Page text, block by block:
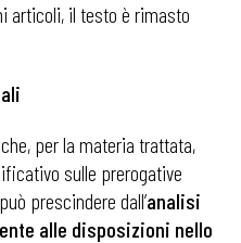
articoli, il testo è rimasto
che, per la materia trattata,
sulle prerogative
prescindere dall’analisi
alle disposizioni nello